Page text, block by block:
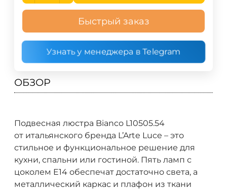
Быстрый заказ
Узнать у менеджера в Telegram
ОБЗОР
Подвесная люстра Bianco L10505.54
от итальянского бренда L’Arte Luce – это
стильное и функциональное решение для
кухни, спальни или гостиной. Пять ламп с
цоколем E14 обеспечат достаточно света, а
металлический каркас и плафон из ткани